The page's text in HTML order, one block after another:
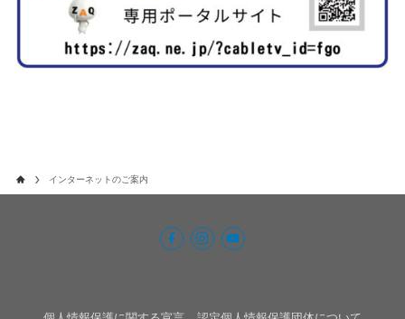
インターネットのご案内